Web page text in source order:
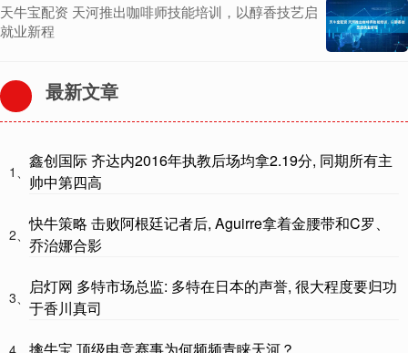
天牛宝配资 天河推出咖啡师技能培训，以醇香技艺启
就业新程
最新文章
1、
鑫创国际 齐达内2016年执教后场均拿2.19分, 同期所有主
帅中第四高
2、
快牛策略 击败阿根廷记者后, Aguirre拿着金腰带和C罗、
乔治娜合影
3、
启灯网 多特市场总监: 多特在日本的声誉, 很大程度要归功
于香川真司
4、 擒牛宝 顶级电竞赛事为何频频青睐天河？